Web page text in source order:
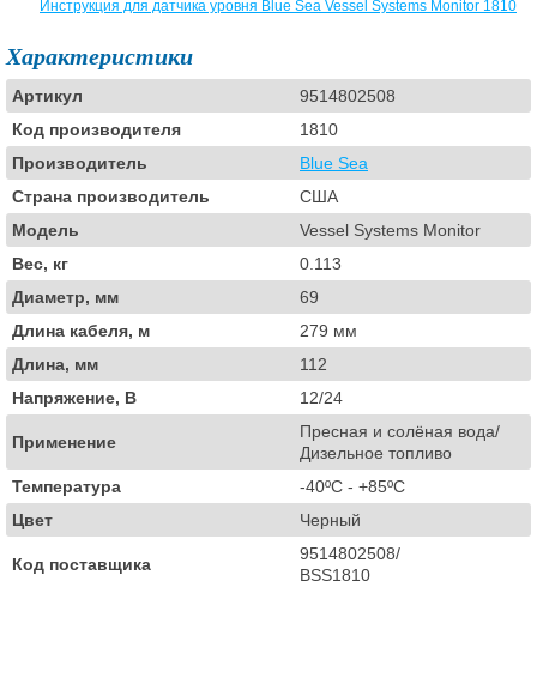
Инструкция для датчика уровня Blue Sea Vessel Systems Monitor 1810
Характеристики
Артикул
9514802508
Код производителя
1810
Производитель
Blue Sea
Страна производитель
США
Модель
Vessel Systems Monitor
Вес, кг
0.113
Диаметр, мм
69
Длина кабеля, м
279 мм
Длина, мм
112
Напряжение, В
12/24
Применение
Пресная и солёная вода/
Дизельное топливо
Температура
-40ºC - +85ºC
Цвет
Черный
Код поставщика
9514802508/
BSS1810